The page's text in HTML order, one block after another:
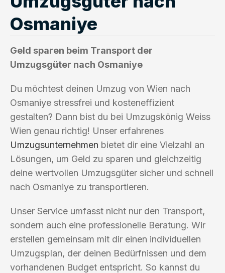
Osmaniye
Geld sparen beim Transport der
Umzugsgüter nach Osmaniye
Du möchtest deinen Umzug von Wien nach
Osmaniye stressfrei und kosteneffizient
gestalten? Dann bist du bei Umzugskönig Weiss
Wien genau richtig! Unser erfahrenes
Umzugsunternehmen bietet dir eine Vielzahl an
Lösungen, um Geld zu sparen und gleichzeitig
deine wertvollen Umzugsgüter sicher und schnell
nach Osmaniye zu transportieren.
Unser Service umfasst nicht nur den Transport,
sondern auch eine professionelle Beratung. Wir
erstellen gemeinsam mit dir einen individuellen
Umzugsplan, der deinen Bedürfnissen und dem
vorhandenen Budget entspricht. So kannst du